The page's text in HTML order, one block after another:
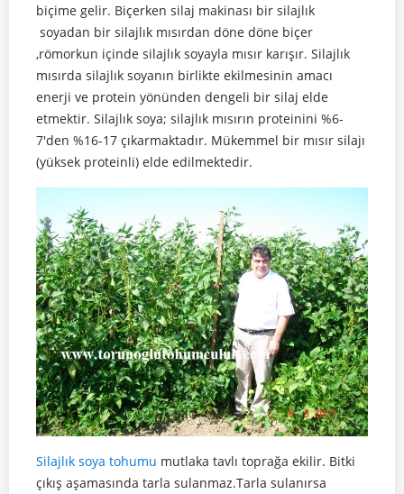
biçime gelir. Biçerken silaj makinası bir silajlık
soyadan bir silajlık mısırdan döne döne biçer
,römorkun içinde silajlık soyayla mısır karışır. Silajlık
mısırda silajlık soyanın birlikte ekilmesinin amacı
enerji ve protein yönünden dengeli bir silaj elde
etmektir. Silajlık soya; silajlık mısırın proteinini %6-
7'den %16-17 çıkarmaktadır. Mükemmel bir mısır silajı
(yüksek proteinli) elde edilmektedir.
Silajlık soya tohumu mutlaka tavlı toprağa ekilir. Bitki
çıkış aşamasında tarla sulanmaz.Tarla sulanırsa